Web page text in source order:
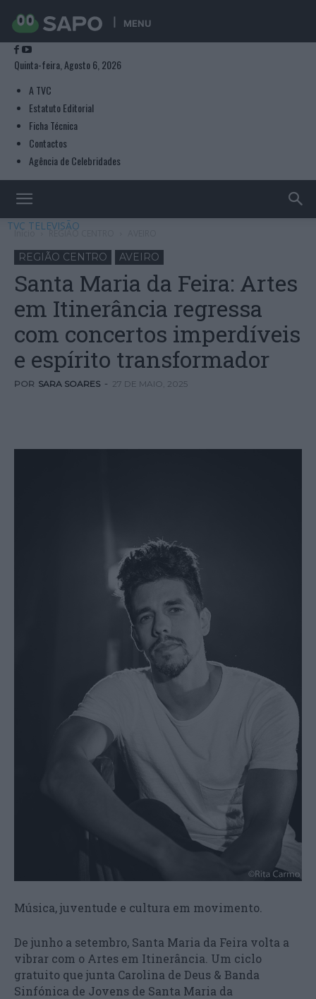
MENU
Quinta-feira, Agosto 6, 2026
A TVC
Estatuto Editorial
Ficha Técnica
Contactos
Agência de Celebridades
TVC TELEVISÃO
Início REGIÃO CENTRO
REGIÃO CENTRO AVEIRO
Santa Maria da Feira: Artes
em Itinerância regressa
com concertos imperdíveis
e espírito transformador
POR SARA SOARES - 27 DE MAIO, 2025
Música, juventude e cultura em movimento.
De junho a setembro, Santa Maria da Feira volta a
vibrar com o Artes em Itinerância. Um ciclo
gratuito que junta Carolina de Deus & Banda
Sinfónica de Jovens de Santa Maria da